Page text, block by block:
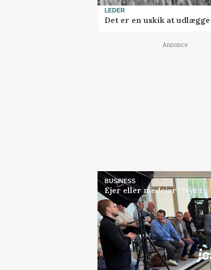
LEDER
Det er en uskik at
Annonce
BUSINESS
Ejer eller medejer? Nyt
Jobsi samarbejde med